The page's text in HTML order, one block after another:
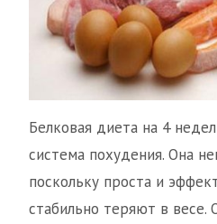
Белковая диета на 4
система похудения. Она
поскольку проста и
стабильно теряют в весе.